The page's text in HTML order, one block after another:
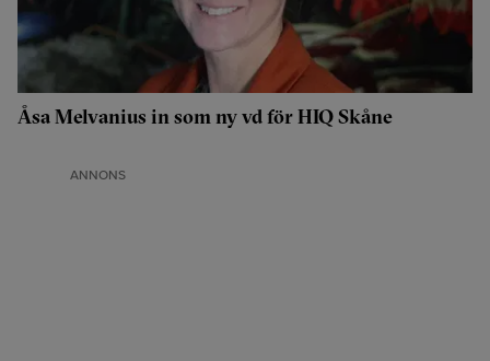
Åsa Melvanius in som ny vd för HIQ Skåne
ANNONS